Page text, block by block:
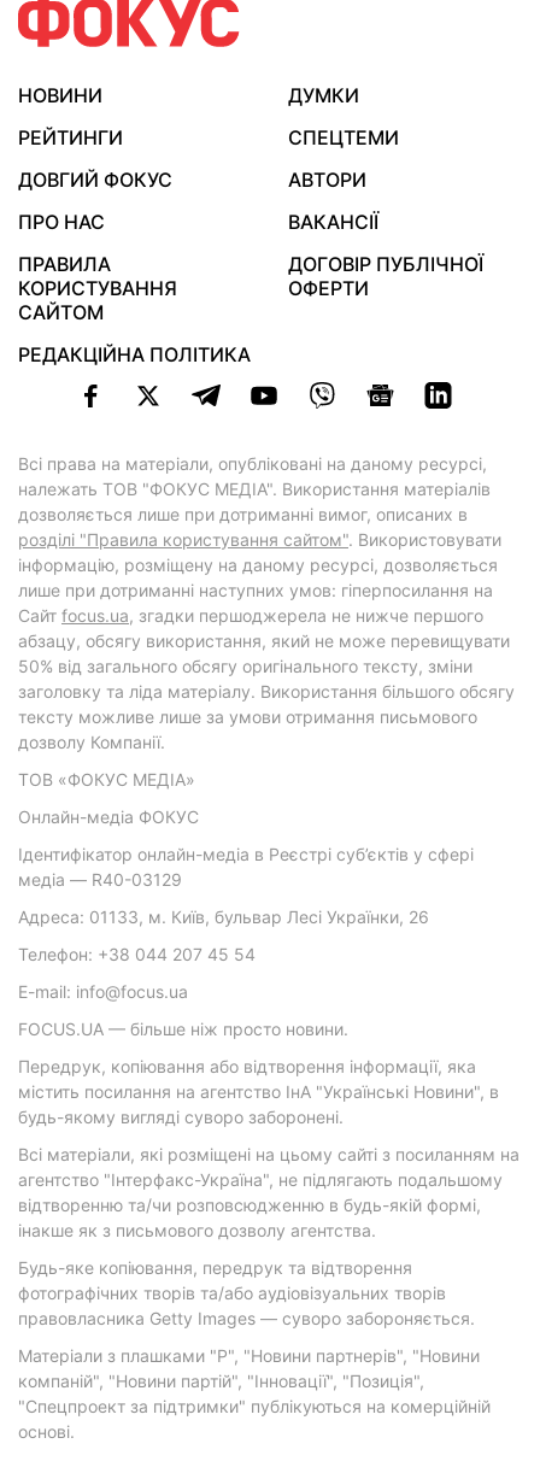
НОВИНИ
ДУМКИ
РЕЙТИНГИ
СПЕЦТЕМИ
ДОВГИЙ ФОКУС
АВТОРИ
ПРО НАС
ВАКАНСІЇ
ПРАВИЛА
КОРИСТУВАННЯ
САЙТОМ
ДОГОВІР ПУБЛІЧНОЇ
ОФЕРТИ
РЕДАКЦІЙНА ПОЛІТИКА
Всі права на матеріали, опубліковані на даному ресурсі,
належать ТОВ "ФОКУС МЕДІА". Використання матеріалів
дозволяється лише при дотриманні вимог, описаних в
розділі "Правила користування сайтом". Використовувати
інформацію, розміщену на даному ресурсі, дозволяється
лише при дотриманні наступних умов: гіперпосилання на
Cайт focus.ua, згадки першоджерела не нижче першого
абзацу, обсягу використання, який не може перевищувати
50% від загального обсягу оригінального тексту, зміни
заголовку та ліда матеріалу. Використання більшого обсягу
тексту можливе лише за умови отримання письмового
дозволу Компанії.
ТОВ «ФОКУС МЕДІА»
Онлайн-медіа ФОКУС
Ідентифікатор онлайн-медіа в Реєстрі суб’єктів у сфері
медіа — R40-03129
Адреса: 01133, м. Київ, бульвар Лесі Українки, 26
Телефон: +38 044 207 45 54
E-mail: info@focus.ua
FOCUS.UA — більше ніж просто новини.
Передрук, копіювання або відтворення інформації, яка
містить посилання на агентство ІнА "Українські Новини", в
будь-якому вигляді суворо заборонені.
Всі матеріали, які розміщені на цьому сайті з посиланням на
агентство "Інтерфакс-Україна", не підлягають подальшому
відтворенню та/чи розповсюдженню в будь-якій формі,
інакше як з письмового дозволу агентства.
Будь-яке копіювання, передрук та відтворення
фотографічних творів та/або аудіовізуальних творів
правовласника Getty Images — суворо забороняється.
Матеріали з плашками "Р", "Новини партнерів", "Новини
компаній", "Новини партій", "Інновації", "Позиція",
"Спецпроект за підтримки" публікуються на комерційній
основі.